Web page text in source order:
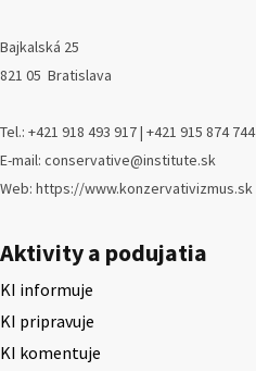
Bajkalská 25
821 05 Bratislava
Tel.: +421 918 493 917 | +421 915 874 744
E-mail: conservative@institute.sk
Web: https://www.konzervativizmus.sk
Aktivity a podujatia
KI informuje
KI pripravuje
KI komentuje